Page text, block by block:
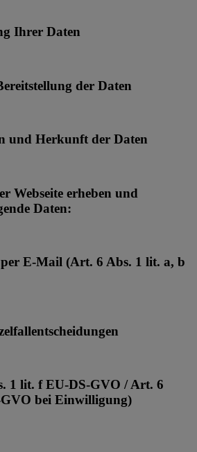
Ihrer Daten
der Daten
und Herkunft der Daten
Webseite erheben und
Daten:
E-Mail (Art. 6 Abs. 1 lit. a, b
1 lit. f EU-DS-GVO / Art. 6
bei Einwilligung)